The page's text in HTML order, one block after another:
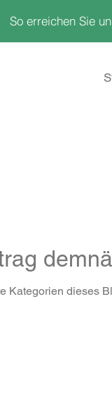
So erreichen Sie
Kategorien dieses